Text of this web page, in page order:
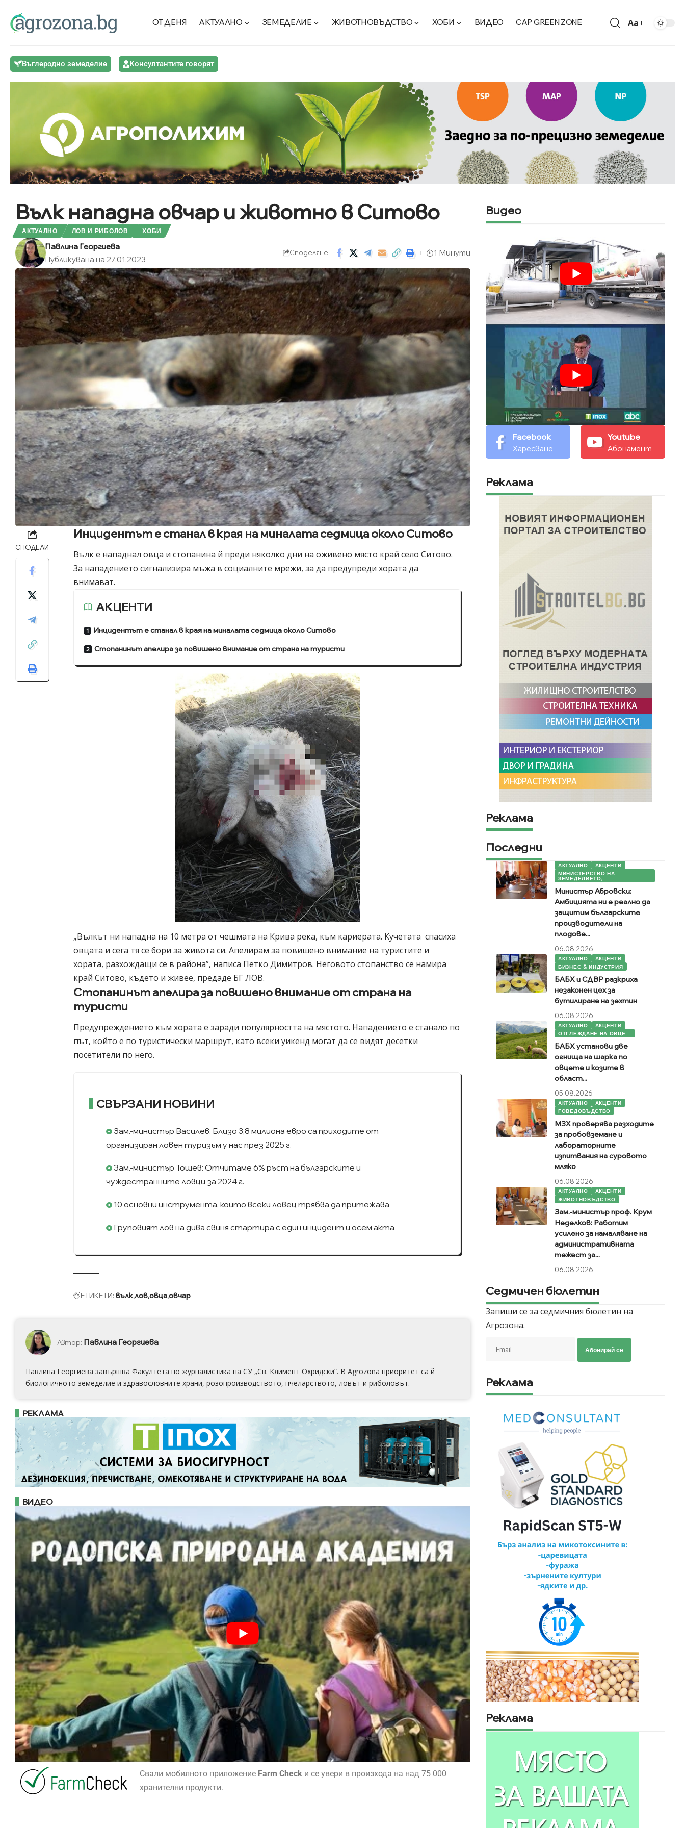
ОТ ДЕНЯ АКТУАЛНО ЗЕМЕДЕЛИЕ ЖИВОТНОВЪДСТВО ХОБИ ВИДЕО CAP GREEN ZONE Aa
Въглеродно земеделие Консултантите говорят
Вълк нападна овчар и животно в Ситово
АКТУАЛНО ЛОВ И РИБОЛОВ ХОБИ
Павлина Георгиева
Публикувана на 27.01.2023
Споделяне 1 Минути
СПОДЕЛИ
Инцидентът е станал в края на миналата седмица около Ситово
Вълк е нападнал овца и стопанина й преди няколко дни на оживено място край село Ситово.
За нападението сигнализира мъжа в социалните мрежи, за да предупреди хората да
внимават.
АКЦЕНТИ
Инцидентът е станал в края на миналата седмица около Ситово
Стопанинът апелира за повишено внимание от страна на туристи
„Вълкът ни нападна на 10 метра от чешмата на Крива река, към кариерата. Кучетата спасиха
овцата и сега тя се бори за живота си. Апелирам за повишено внимание на туристите и
хората, разхождащи се в района”, написа Петко Димитров. Неговото стопанство се намира
край Ситово, където и живее, предаде БГ ЛОВ.
Стопанинът апелира за повишено внимание от страна на
туристи
Предупреждението към хората е заради популярността на мястото. Нападението е станало по
път, който е по туристически маршрут, като всеки уикенд могат да се видят десетки
посетители по него.
СВЪРЗАНИ НОВИНИ
Зам.-министър Василев: Близо 3,8 милиона евро са приходите от
организиран ловен туризъм у нас през 2025 г.
Зам.-министър Тошев: Отчитаме 6% ръст на българските и
чуждестранните ловци за 2024 г.
10 основни инструмента, които всеки ловец трябва да притежава
Груповият лов на дива свиня стартира с един инцидент и осем акта
ЕТИКЕТИ: вълклововцаовчар
Автор: Павлина Георгиева
Павлина Георгиева завършва Факултета по журналистика на СУ „Св. Климент Охридски“. В Аgrozona приоритет са й
биологичното земеделие и здравословните храни, розопроизводството, пчеларството, ловът и риболовът.
РЕКЛАМА
ВИДЕО
Свали мобилното приложение Farm Checkи се увери в произхода на над 75 000
хранителни продукти.
Видео
Facebook
Харесване
Youtube
Абонамент
Реклама
Реклама
Последни
АКТУАЛНО
АКЦЕНТИ
МИНИСТЕРСТВО НА
ЗЕМЕДЕЛИЕТО,...
Министър Абровски:
Амбицията ни е реално да
защитим българските
производители на
плодове...
06.08.2026
АКТУАЛНО
АКЦЕНТИ
БИЗНЕС & ИНДУСТРИЯ
БАБХ и СДВР разкриха
незаконен цех за
бутилиране на зехтин
06.08.2026
АКТУАЛНО
АКЦЕНТИ
ОТГЛЕЖДАНЕ НА ОВЦЕ...
БАБХ установи две
огнища на шарка по
овцете и козите в
област...
05.08.2026
АКТУАЛНО
АКЦЕНТИ
ГОВЕДОВЪДСТВО
МЗХ проверява разходите
за пробовземане и
лабораторните
изпитвания на суровото
мляко
06.08.2026
АКТУАЛНО
АКЦЕНТИ
ЖИВОТНОВЪДСТВО
Зам.-министър проф. Крум
Неделков: Работим
усилено за намаляване на
административната
тежест за...
06.08.2026
Седмичен бюлетин
Запиши се за седмичния бюлетин на
Агрозона.
Абонирай се
Реклама
Реклама